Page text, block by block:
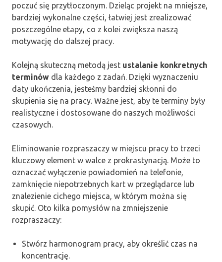
poczuć się przytłoczonym. Dzieląc projekt na mniejsze,
bardziej wykonalne części, łatwiej jest zrealizować
poszczególne etapy, co z kolei zwiększa naszą
motywację do dalszej pracy.
Kolejną skuteczną metodą jest ustalanie konkretnych
terminów dla każdego z zadań. Dzięki wyznaczeniu
daty ukończenia, jesteśmy bardziej skłonni do
skupienia się na pracy. Ważne jest, aby te terminy były
realistyczne i dostosowane do naszych możliwości
czasowych.
Eliminowanie rozpraszaczy w miejscu pracy to trzeci
kluczowy element w walce z prokrastynacją. Może to
oznaczać wyłączenie powiadomień na telefonie,
zamknięcie niepotrzebnych kart w przeglądarce lub
znalezienie cichego miejsca, w którym można się
skupić. Oto kilka pomysłów na zmniejszenie
rozpraszaczy:
Stwórz harmonogram pracy, aby określić czas na
koncentrację.